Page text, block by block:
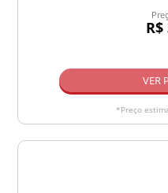
R$
VER
*Preço